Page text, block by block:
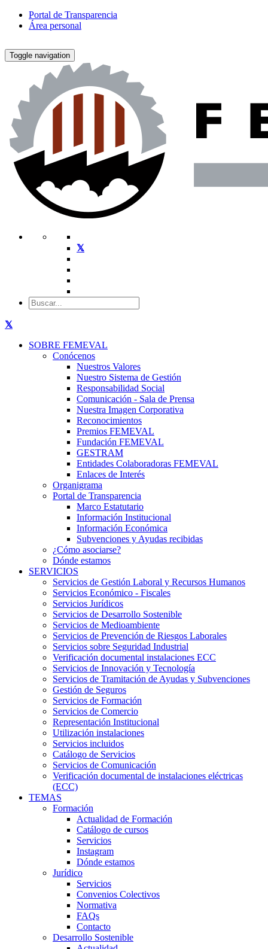
Portal de Transparencia
Área personal
Toggle navigation
SOBRE FEMEVAL
Conócenos
Nuestros Valores
Nuestro Sistema de Gestión
Responsabilidad Social
Comunicación - Sala de Prensa
Nuestra Imagen Corporativa
Reconocimientos
Premios FEMEVAL
Fundación FEMEVAL
GESTRAM
Entidades Colaboradoras FEMEVAL
Enlaces de Interés
Organigrama
Portal de Transparencia
Marco Estatutario
Información Institucional
Información Económica
Subvenciones y Ayudas recibidas
¿Cómo asociarse?
Dónde estamos
SERVICIOS
Servicios de Gestión Laboral y Recursos Humanos
Servicios Económico - Fiscales
Servicios Jurídicos
Servicios de Desarrollo Sostenible
Servicios de Medioambiente
Servicios de Prevención de Riesgos Laborales
Servicios sobre Seguridad Industrial
Verificación documental instalaciones ECC
Servicios de Innovación y Tecnología
Servicios de Tramitación de Ayudas y Subvenciones
Gestión de Seguros
Servicios de Formación
Servicios de Comercio
Representación Institucional
Utilización instalaciones
Servicios incluidos
Catálogo de Servicios
Servicios de Comunicación
Verificación documental de instalaciones eléctricas
(ECC)
TEMAS
Formación
Actualidad de Formación
Catálogo de cursos
Servicios
Instagram
Dónde estamos
Jurídico
Servicios
Convenios Colectivos
Normativa
FAQs
Contacto
Desarrollo Sostenible